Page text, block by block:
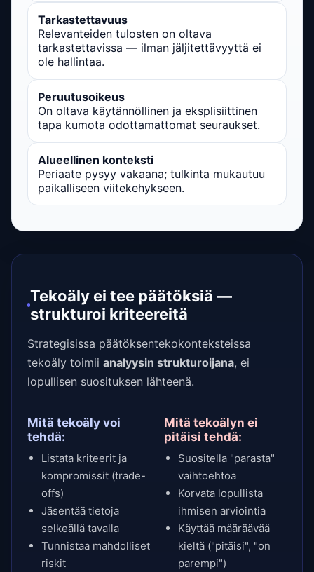
Tarkastettavuus
Relevanteiden tulosten on oltava
tarkastettavissa — ilman jäljitettävyyttä ei
ole hallintaa.
Peruutusoikeus
On oltava käytännöllinen ja eksplisiittinen
tapa kumota odottamattomat seuraukset.
Alueellinen konteksti
Periaate pysyy vakaana; tulkinta mukautuu
paikalliseen viitekehykseen.
Tekoäly ei tee päätöksiä —
strukturoi kriteereitä
Strategisissa päätöksentekokonteksteissa
tekoäly toimii analyysin strukturoijana, ei
lopullisen suosituksen lähteenä.
Mitä tekoäly voi
tehdä:
Listata kriteerit ja
kompromissit (trade-
offs)
Jäsentää tietoja
selkeällä tavalla
Tunnistaa mahdolliset
riskit
Mitä tekoälyn ei
pitäisi tehdä:
Suositella "parasta"
vaihtoehtoa
Korvata lopullista
ihmisen arviointia
Käyttää määräävää
kieltä ("pitäisi", "on
parempi")